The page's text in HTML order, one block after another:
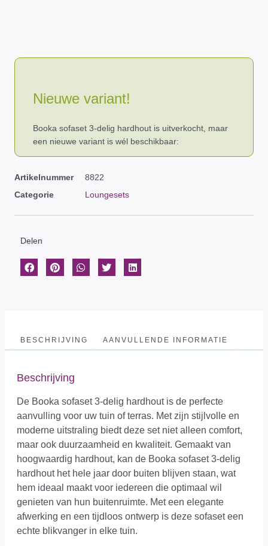
Nieuwe variant!
Booka sofaset 3-delig hardhout is uitverkocht, maar
een nieuwe variant is wél beschikbaar:
Artikelnummer
8822
Categorie
Loungesets
Delen
BESCHRIJVING AANVULLENDE INFORMATIE
Beschrijving
De Booka sofaset 3-delig hardhout is de perfecte
aanvulling voor uw tuin of terras. Met zijn stijlvolle en
moderne uitstraling biedt deze set niet alleen comfort,
maar ook duurzaamheid en kwaliteit. Gemaakt van
hoogwaardig hardhout, kan de Booka sofaset 3-delig
hardhout het hele jaar door buiten blijven staan, wat
hem ideaal maakt voor iedereen die optimaal wil
genieten van hun buitenruimte. Met een elegante
afwerking en een tijdloos ontwerp is deze sofaset een
echte blikvanger in elke tuin.